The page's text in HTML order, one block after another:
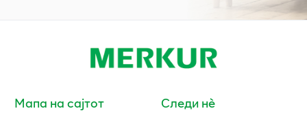
Мапа на сајтот Следи нè